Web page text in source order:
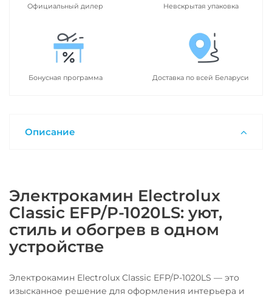
Официальный дилер Невскрытая упаковка
Бонусная программа Доставка по всей Беларуси
Описание
Электрокамин Electrolux
Classic EFP/P-1020LS: уют,
стиль и обогрев в одном
устройстве
Электрокамин Electrolux Classic EFP/P-1020LS — это
изысканное решение для оформления интерьера и